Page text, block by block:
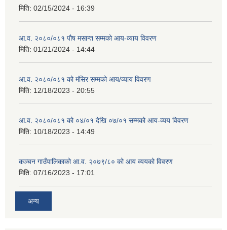
मिति: 02/15/2024 - 16:39
आ.व. २०८०/०८१ पौष मसान्त सम्मको आय-व्याय विवरण
मिति: 01/21/2024 - 14:44
आ.व. २०८०/०८१ को मंसिर सम्मको आय/व्याय विवरण
मिति: 12/18/2023 - 20:55
आ.व. २०८०/०८१ को ०४/०१ देखि ०७/०१ सम्मको आय-व्यय विवरण
मिति: 10/18/2023 - 14:49
कञ्‍चन गाउँपालिकाको आ.व. २०७९/८० को आय व्ययको विवरण
मिति: 07/16/2023 - 17:01
अन्य